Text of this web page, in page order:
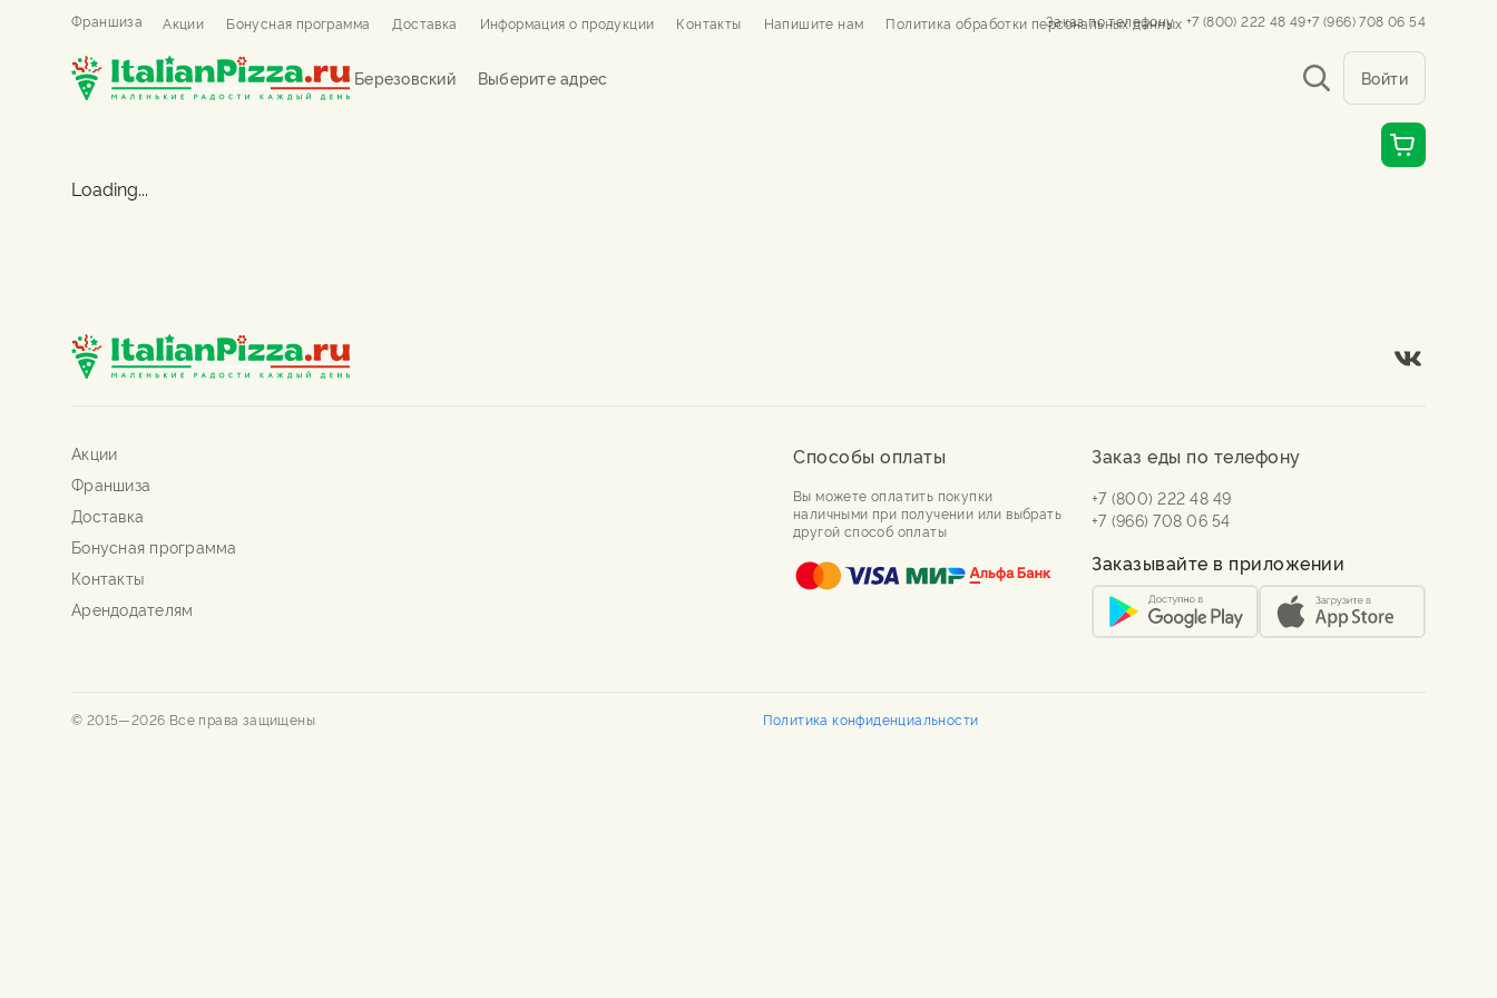
Франшиза Акции Бонусная программа Доставка Информация о продукции Контакты Напишите нам Политика обработки персональных данных
Заказ по телефону +7 (800) 222 48 49+7 (966) 708 06 54
Березовский Выберите адрес Войти
Loading...
Акции
Франшиза
Доставка
Бонусная программа
Контакты
Арендодателям
Способы оплаты
Вы можете оплатить покупки
наличными при получении или выбрать
другой способ оплаты
Заказ еды по телефону
+7 (800) 222 48 49
+7 (966) 708 06 54
Заказывайте в приложении
© 2015—2026 Все права защищены Политика конфиденциальности